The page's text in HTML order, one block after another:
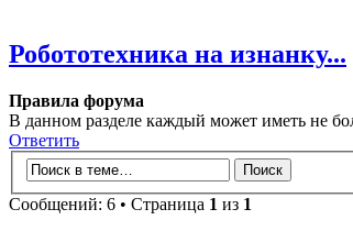
Робототехника на изнанку...
Правила форума
В данном разделе каждый может иметь не
Ответить
Сообщений: 6 • Страница 1 из 1